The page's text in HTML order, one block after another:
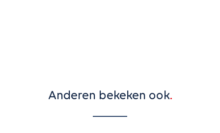
Anderen bekeken ook